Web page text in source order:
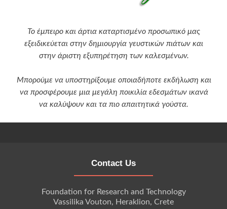
Το έμπειρο και άρτια καταρτισμένο προσωπικό μας
εξειδικεύεται στην δημιουργία γευστικών πιάτων και
στην άριστη εξυπηρέτηση των καλεσμένων.
Μπορούμε να υποστηρίξουμε οποιαδήποτε εκδήλωση και
να προσφέρουμε μια μεγάλη ποικιλία εδεσμάτων ικανά
να καλύψουν και τα πιο απαιτητικά γούστα.
Contact Us
Foundation for Research and Technology
Vassilika Vouton, Heraklion, Crete